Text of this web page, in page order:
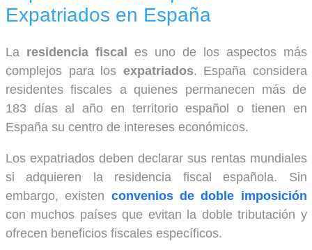
Expatriados en España
La residencia fiscal es uno de los aspectos más
complejos para los expatriados. España considera
residentes fiscales a quienes permanecen más de
183 días al año en territorio español o tienen en
España su centro de intereses económicos.
Los expatriados deben declarar sus rentas mundiales
si adquieren la residencia fiscal española. Sin
embargo, existen convenios de doble imposición
con muchos países que evitan la doble tributación y
ofrecen beneficios fiscales específicos.